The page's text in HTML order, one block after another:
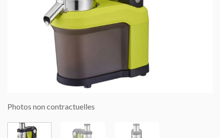
Photos non contractuelles